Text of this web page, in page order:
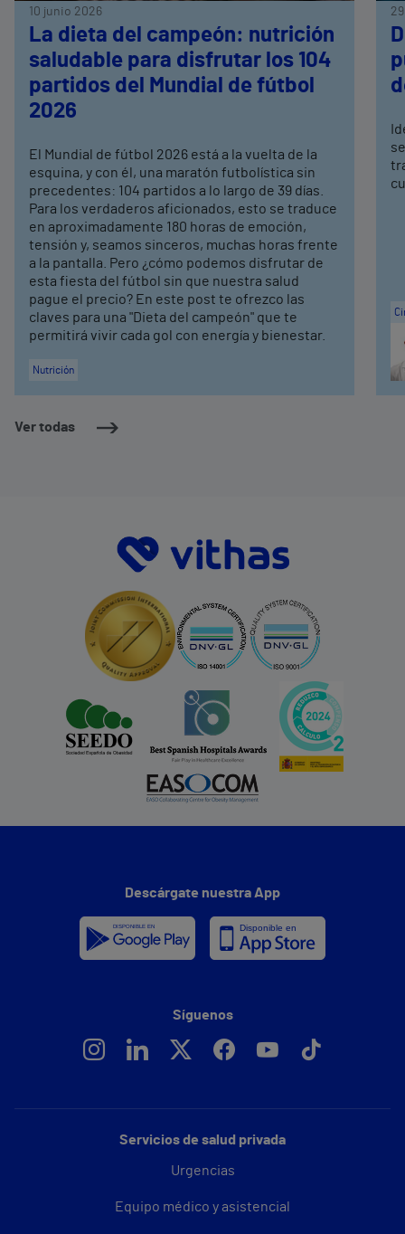
Ver todas
10 junio 2026
La dieta del campeón: nutrición
saludable para disfrutar los 104
partidos del Mundial de fútbol
2026
El Mundial de fútbol 2026 está a la vuelta de la
esquina, y con él, una maratón futbolística sin
precedentes: 104 partidos a lo largo de 39 días.
Para los verdaderos aficionados, esto se traduce
en aproximadamente 180 horas de emoción,
tensión y, seamos sinceros, muchas horas frente
a la pantalla. Pero ¿cómo podemos disfrutar de
esta fiesta del fútbol sin que nuestra salud
pague el precio? En este post te ofrezco las
claves para una "Dieta del campeón" que te
permitirá vivir cada gol con energía y bienestar.
Nutrición
Servicios de salud privada
Urgencias
Equipo médico y asistencial
Descárgate nuestra App
Síguenos